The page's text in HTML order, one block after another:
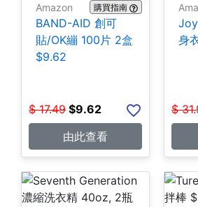
Amazon 購買指南
BAND-AID 創可
貼/OK繃 100片 2盒
$9.62
$ 17.49 $9.62
由此查看
身
$